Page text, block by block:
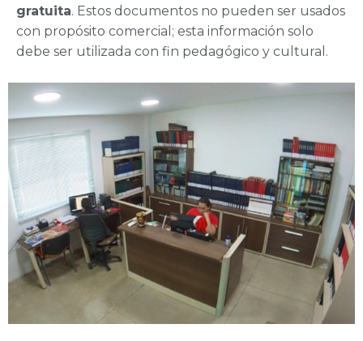
gratuita. Estos documentos no pueden ser usados
con propósito comercial; esta información solo
debe ser utilizada con fin pedagógico y cultural.